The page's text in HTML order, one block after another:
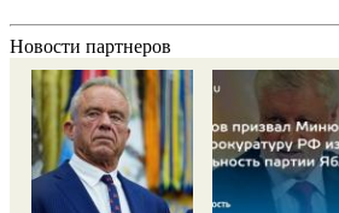
Новости партнеров